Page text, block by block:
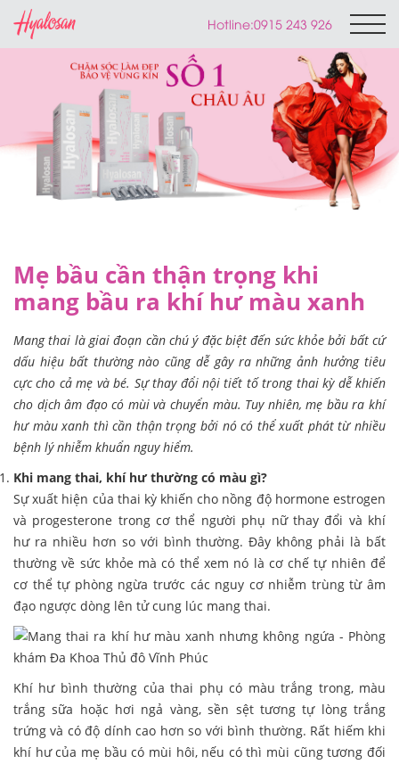
Hotline:0915 243 926
Mẹ bầu cần thận trọng khi
mang bầu ra khí hư màu xanh
Mang thai là giai đoạn cần chú ý đặc biệt đến sức khỏe bởi bất cứ
dấu hiệu bất thường nào cũng dễ gây ra những ảnh hưởng tiêu
cực cho cả mẹ và bé. Sự thay đổi nội tiết tố trong thai kỳ dễ khiến
cho dịch âm đạo có mùi và chuyển màu. Tuy nhiên, mẹ bầu ra khí
hư màu xanh thì cần thận trọng bởi nó có thể xuất phát từ nhiều
bệnh lý nhiễm khuẩn nguy hiểm.
Khi mang thai, khí hư thường có màu gì?
Sự xuất hiện của thai kỳ khiến cho nồng độ hormone estrogen
và progesterone trong cơ thể người phụ nữ thay đổi và khí
hư ra nhiều hơn so với bình thường. Đây không phải là bất
thường về sức khỏe mà có thể xem nó là cơ chế tự nhiên để
cơ thể tự phòng ngừa trước các nguy cơ nhiễm trùng từ âm
đạo ngược dòng lên tử cung lúc mang thai.
Khí hư bình thường của thai phụ có màu trắng trong, màu
trắng sữa hoặc hơi ngả vàng, sền sệt tương tự lòng trắng
trứng và có độ dính cao hơn so với bình thường. Rất hiếm khi
khí hư của mẹ bầu có mùi hôi, nếu có thì mùi cũng tương đối